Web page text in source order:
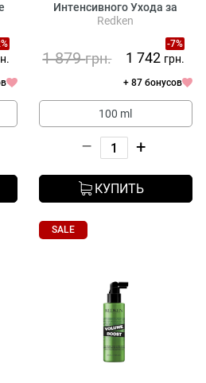
Интенсивного Ухода за
Химически Обработанными
и Поврежденными
Волосами Redken Acidic
Bonding Concentrate 24/7
Night & Day Serum
Redken
-7%
1 879грн. 1 742 грн.
+ 87 бонусов
100 ml
– +
КУПИТЬ
SALE